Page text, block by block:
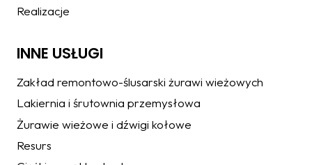
Realizacje
INNE USŁUGI
Zakład remontowo-ślusarski żurawi wieżowych
Lakiernia i śrutownia przemysłowa
Żurawie wieżowe i dźwigi kołowe
Resurs